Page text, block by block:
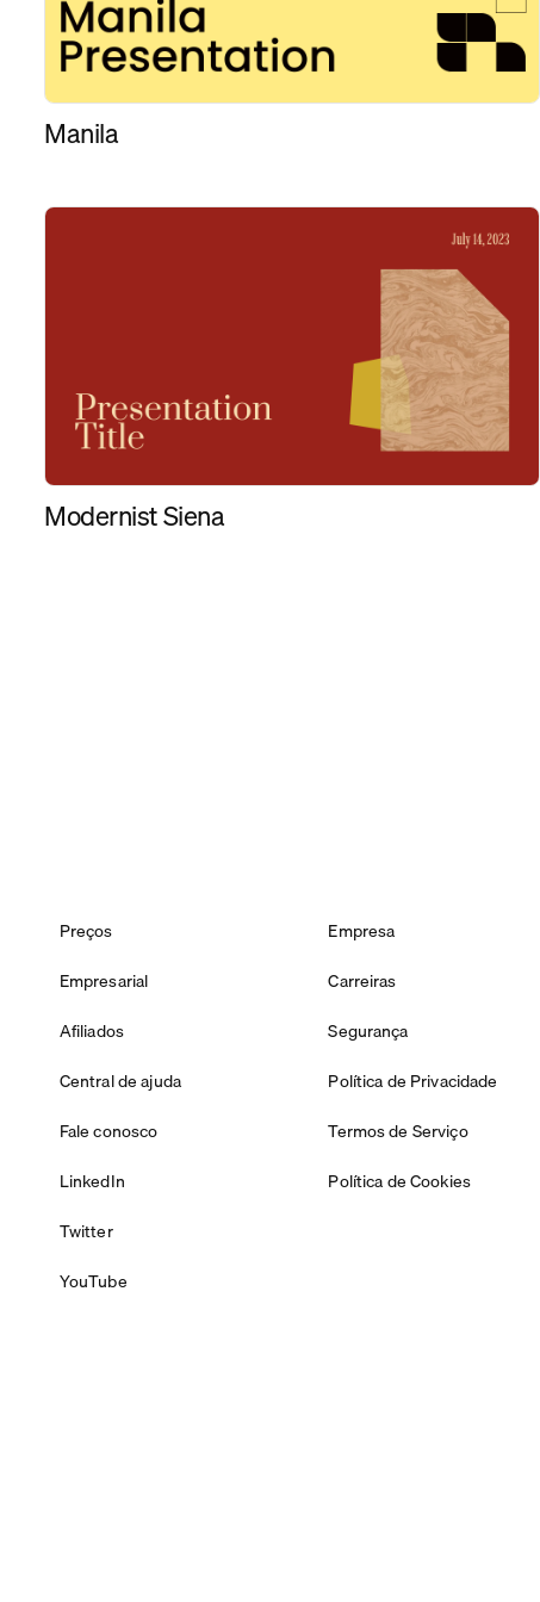
Manila
Modernist Siena
Preços
Empresarial
Afiliados
Central de ajuda
Fale conosco
LinkedIn
Twitter
YouTube
Empresa
Carreiras
Segurança
Política de Privacidade
Termos de Serviço
Política de Cookies